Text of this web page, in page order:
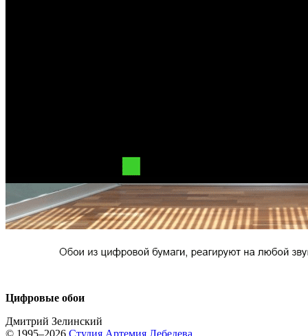
Цифровые обои
Дмитрий Зелинский
© 1995–2026 Студия Артемия Лебедева